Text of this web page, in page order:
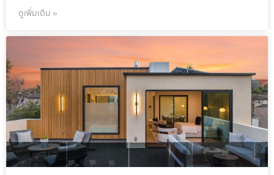
ดูเพิ่มเติม »